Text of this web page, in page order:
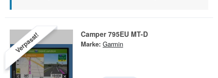
Verpasst! Camper 795EU MT-D
Marke: Garmin